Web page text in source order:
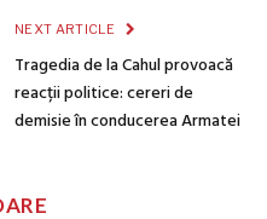
NEXT ARTICLE
Tragedia de la Cahul provoacă
reacții politice: cereri de
demisie în conducerea Armatei